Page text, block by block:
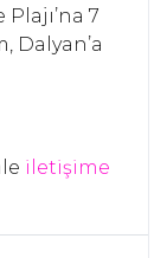
7
Dalyan’a
iletişime